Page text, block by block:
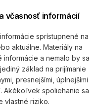
včasnosť informácií
sprístupnené na
aktuálne. Materiály na
a nemalo by sa
základ na prijímanie
presnejšími, úplnejšími
Akékoľvek spoliehanie sa
vlastné riziko.